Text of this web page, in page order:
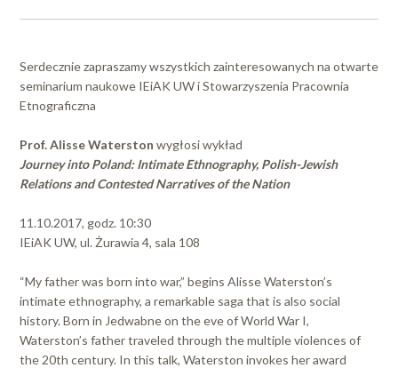
Serdecznie zapraszamy wszystkich zainteresowanych na otwarte
seminarium naukowe IEiAK UW i Stowarzyszenia Pracownia
Etnograficzna
Prof. Alisse Waterston wygłosi wykład
Journey into Poland: Intimate Ethnography, Polish-Jewish
Relations and Contested Narratives of the Nation
11.10.2017, godz. 10:30
IEiAK UW, ul. Żurawia 4, sala 108
“My father was born into war,” begins Alisse Waterston’s
intimate ethnography, a remarkable saga that is also social
history. Born in Jedwabne on the eve of World War I,
Waterston’s father traveled through the multiple violences of
the 20th century. In this talk, Waterston invokes her award